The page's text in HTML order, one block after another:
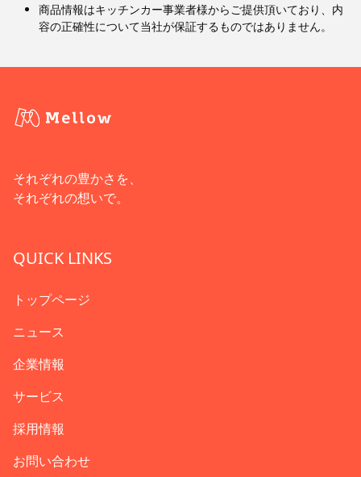
商品情報はキッチンカー事業者様からご提供頂いており、内
容の正確性について当社が保証するものではありません。
それぞれの豊かさを、
それぞれの想いで。
QUICK LINKS
トップページ
ニュース
企業情報
サービス
採用情報
お問い合わせ